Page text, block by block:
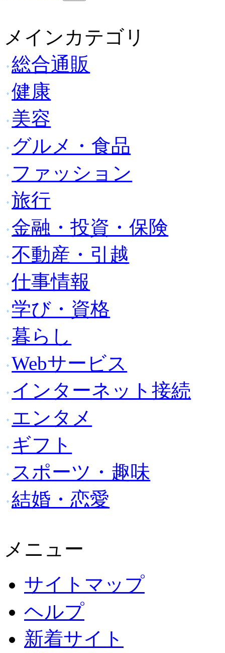
メインカテゴリ
総合通販
健康
美容
グルメ・食品
ファッション
旅行
金融・投資・保険
不動産・引越
仕事情報
学び・資格
暮らし
Webサービス
インターネット接続
エンタメ
ギフト
スポーツ・趣味
結婚・恋愛
メニュー
サイトマップ
ヘルプ
新着サイト